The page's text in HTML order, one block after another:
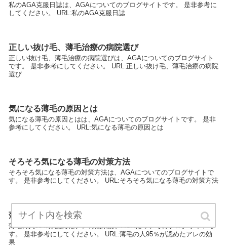
私のAGA克服日誌は、AGAについてのブログサイトです。 是非参考に
してください。 URL:私のAGA克服日誌
正しい抜け毛、薄毛治療の病院選び
正しい抜け毛、薄毛治療の病院選びは、AGAについてのブログサイト
です。 是非参考にしてください。 URL:正しい抜け毛、薄毛治療の病院
選び
気になる薄毛の原因とは
気になる薄毛の原因とはは、AGAについてのブログサイトです。 是非
参考にしてください。 URL:気になる薄毛の原因とは
そろそろ気になる薄毛の対策方法
そろそろ気になる薄毛の対策方法は、AGAについてのブログサイトで
す。 是非参考にしてください。 URL:そろそろ気になる薄毛の対策方法
薄毛の人95％が認めたアレの効果
薄毛の人95％が認めたアレの効果は、AGAについてのブログサイトで
す。 是非参考にしてください。 URL:薄毛の人95％が認めたアレの効
果